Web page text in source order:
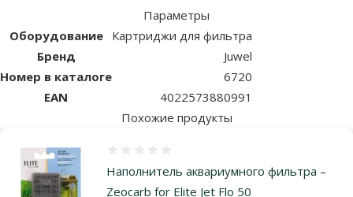
Параметры
Оборудование
Картриджи для фильтра
Бренд
Juwel
Номер в каталоге
6720
EAN
4022573880991
Похожие продукты
Наполнитель аквариумного фильтра –
Zeocarb for Elite Jet Flo 50